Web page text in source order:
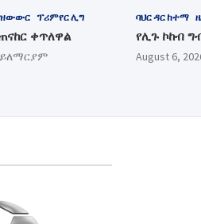
ፕሪምየር ሊግ
ቀጥለዋል
ባህር ዳር ከተማ
የሊጉ ኮከብ
August 6,